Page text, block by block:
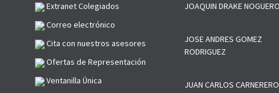
Extranet Colegiados
Correo electrónico
Cita con nuestros asesores
Ofertas de Representación
Ventanilla Única
JOAQUIN DRAKE NOGUERO
JOSE ANDRES GOMEZ
RODRIGUEZ
JUAN CARLOS CARNERERO